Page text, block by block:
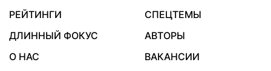
РЕЙТИНГИ
СПЕЦТЕМЫ
ДЛИННЫЙ ФОКУС
АВТОРЫ
О НАС
ВАКАНСИИ